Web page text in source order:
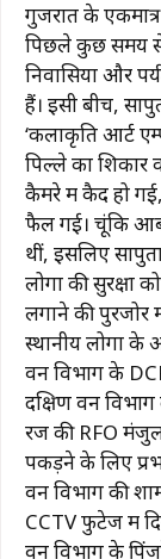
गुजरात के
पिछले कुछ समय
निवासियों और
हैं। इसी बीच,
‘कलाकृति आर्ट
पिल्ले का शिकार
कैमरे में कैद हो
फैल गई। चूंकि
थीं, इसलिए
लोगों की सुरक्षा
लगाने की पुरजोर
स्थानीय लोगों के
वन विभाग के
दक्षिण वन
रेंज की RFO
पकड़ने के लिए
वन विभाग की
CCTV फुटेज में
वन विभाग के